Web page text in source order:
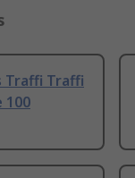
Traffi Traffi
100